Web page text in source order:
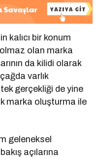
kalıcı bir konum
olan marka
da kilidi olarak
varlık
gerçekliği de yine
marka oluşturma ile
geleneksel
açılarına